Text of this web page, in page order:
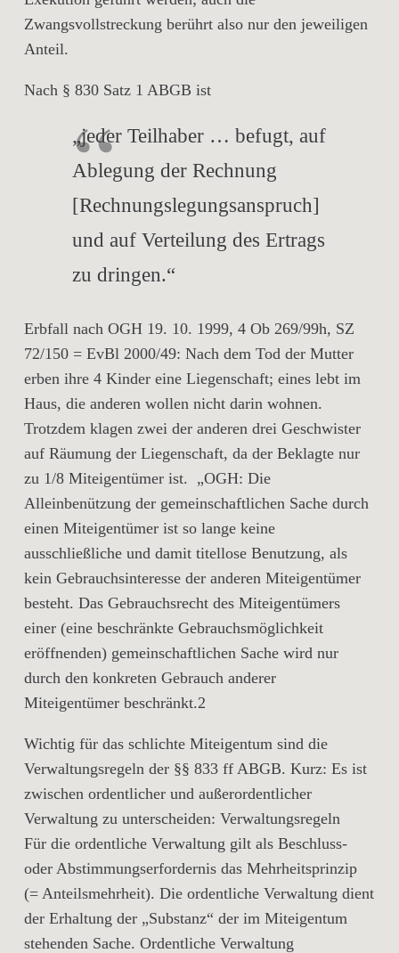
Zwangsvollstreckung berührt also nur den jeweiligen
Anteil.
Nach § 830 Satz 1 ABGB ist
„jeder Teilhaber … befugt, auf
Ablegung der Rechnung
[Rechnungslegungsanspruch]
und auf Verteilung des Ertrags
zu dringen.“
Erbfall nach OGH 19. 10. 1999, 4 Ob 269/99h, SZ
72/150 = EvBl 2000/49: Nach dem Tod der Mutter
erben ihre 4 Kinder eine Liegenschaft; eines lebt im
Haus, die anderen wollen nicht darin wohnen.
Trotzdem klagen zwei der anderen drei Geschwister
auf Räumung der Liegenschaft, da der Beklagte nur
zu 1/8 Miteigentümer ist. „OGH: Die
Alleinbenützung der gemeinschaftlichen Sache durch
einen Miteigentümer ist so lange keine
ausschließliche und damit titellose Benutzung, als
kein Gebrauchsinteresse der anderen Miteigentümer
besteht. Das Gebrauchsrecht des Miteigentümers
einer (eine beschränkte Gebrauchsmöglichkeit
eröffnenden) gemeinschaftlichen Sache wird nur
durch den konkreten Gebrauch anderer
Miteigentümer beschränkt.2
Wichtig für das schlichte Miteigentum sind die
Verwaltungsregeln der §§ 833 ff ABGB. Kurz: Es ist
zwischen ordentlicher und außerordentlicher
Verwaltung zu unterscheiden: Verwaltungsregeln
Für die ordentliche Verwaltung gilt als Beschluss-
oder Abstimmungserfordernis das Mehrheitsprinzip
(= Anteilsmehrheit). Die ordentliche Verwaltung dient
der Erhaltung der „Substanz“ der im Miteigentum
stehenden Sache. Ordentliche Verwaltung